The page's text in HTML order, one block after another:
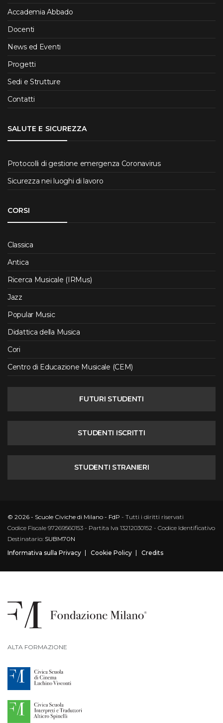
Accademia Abbado
Docenti
News ed Eventi
Progetti
Sedi e Strutture
Contatti
SALUTE E SICUREZZA
Protocolli di gestione emergenza Coronavirus
Sicurezza nei luoghi di lavoro
CORSI
Classica
Antica
Ricerca Musicale (IRMus)
Jazz
Popular Music
Didattica della Musica
Cori
Centro di Educazione Musicale (CEM)
FUTURI STUDENTI
STUDENTI ISCRITTI
STUDENTI STRANIERI
© 2026 - Scuole Civiche di Milano - FdP - Tutti i diritti riservati
Codice Fiscale 97269560153 - Partita Iva 13212030152 - Codice Identificativo
Destinatario: SUBM70N
Informativa sulla Privacy
Cookie Policy Credits
ALTA FORMAZIONE